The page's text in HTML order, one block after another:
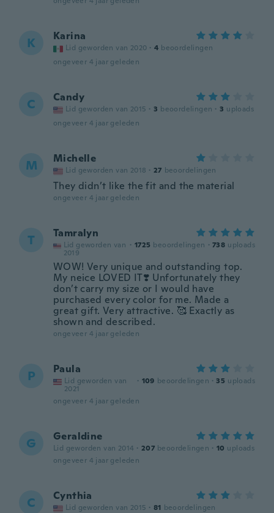
K Karina
Lid geworden van 2020 · 4 beoordelingen
ongeveer 4 jaar geleden
C Candy
Lid geworden van 2015 · 3 beoordelingen · 3 uploads
ongeveer 4 jaar geleden
M Michelle
Lid geworden van 2018 · 27 beoordelingen
They didn’t like the fit and the material
ongeveer 4 jaar geleden
T Tamralyn
Lid geworden van
2019
· 1725 beoordelingen · 738 uploads
WOW! Very unique and outstanding top.
My neice LOVED IT❣️ Unfortunately they
don’t carry my size or I would have
purchased every color for me. Made a
great gift. Very attractive. 🥰 Exactly as
shown and described.
ongeveer 4 jaar geleden
P Paula
Lid geworden van
2021
· 109 beoordelingen · 35 uploads
ongeveer 4 jaar geleden
G Geraldine
Lid geworden van 2014 · 207 beoordelingen · 10 uploads
ongeveer 4 jaar geleden
C Cynthia
Lid geworden van 2015 · 81 beoordelingen